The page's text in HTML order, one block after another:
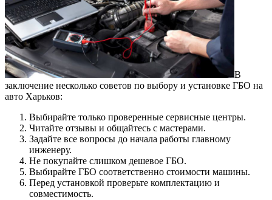
В
заключение несколько советов по выбору и установке ГБО на
авто Харьков:
Выбирайте только проверенные сервисные центры.
Читайте отзывы и общайтесь с мастерами.
Задайте все вопросы до начала работы главному
инженеру.
Не покупайте слишком дешевое ГБО.
Выбирайте ГБО соответственно стоимости машины.
Перед установкой проверьте комплектацию и
совместимость.